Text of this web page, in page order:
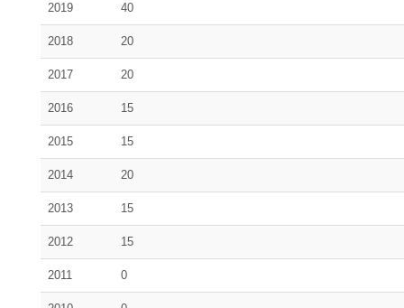
2019 40
2018 20
2017 20
2016 15
2015 15
2014 20
2013 15
2012 15
2011 0